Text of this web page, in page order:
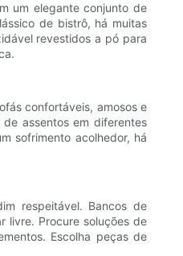
um elegante conjunto de
de bistrô, há muitas
revestidos a pó para
confortáveis, amosos e
assentos em diferentes
sofrimento acolhedor, há
respeitável. Bancos de
livre. Procure soluções de
Escolha peças de